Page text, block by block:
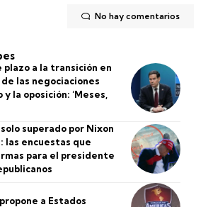
No hay comentarios
plazo a la transición en
las negociaciones
la oposición: ‘Meses,
superado por Nixon
las encuestas que
para el presidente
a Estados